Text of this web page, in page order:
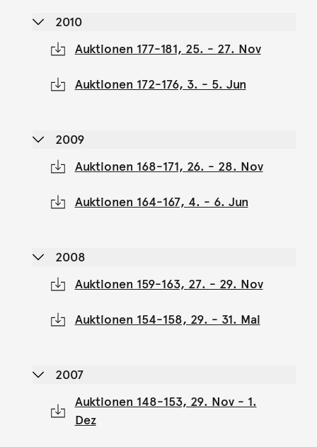
2010
Auktionen 177-181, 25. - 27. Nov
Auktionen 172-176, 3. - 5. Jun
2009
Auktionen 168-171, 26. - 28. Nov
Auktionen 164-167, 4. - 6. Jun
2008
Auktionen 159-163, 27. - 29. Nov
Auktionen 154-158, 29. - 31. Mai
2007
Auktionen 148-153, 29. Nov - 1.
Dez